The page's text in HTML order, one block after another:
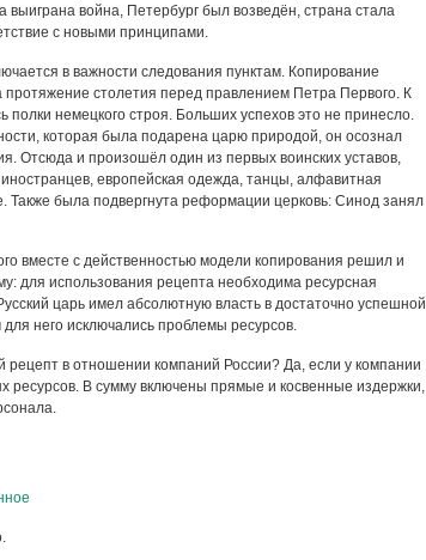
выиграна война, Петербург был возведён, страна стала
с новыми принципами.
в важности следования пунктам. Копирование
столетия перед правлением Петра Первого. К
полки немецкого строя. Больших успехов это не принесло.
которая была подарена царю природой, он осознал
Отсюда и произошёл один из первых воинских уставов,
европейская одежда, танцы, алфавитная
Также была подвергнута реформации церковь: Синод занял
вместе с действенностью модели копирования решил и
для использования рецепта необходима ресурсная
царь имел абсолютную власть в достаточно успешной
для него исключались проблемы ресурсов.
в отношении компаний России? Да, если у компании
ресурсов. В сумму включены прямые и косвенные издержки,